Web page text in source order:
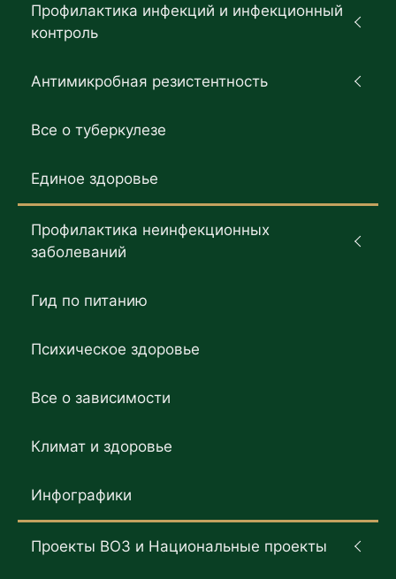
Профилактика инфекций и инфекционный
контроль
Антимикробная резистентность
Все о туберкулезе
Единое здоровье
Профилактика неинфекционных
заболеваний
Гид по питанию
Психическое здоровье
Все о зависимости
Климат и здоровье
Инфографики
Проекты ВОЗ и Национальные проекты